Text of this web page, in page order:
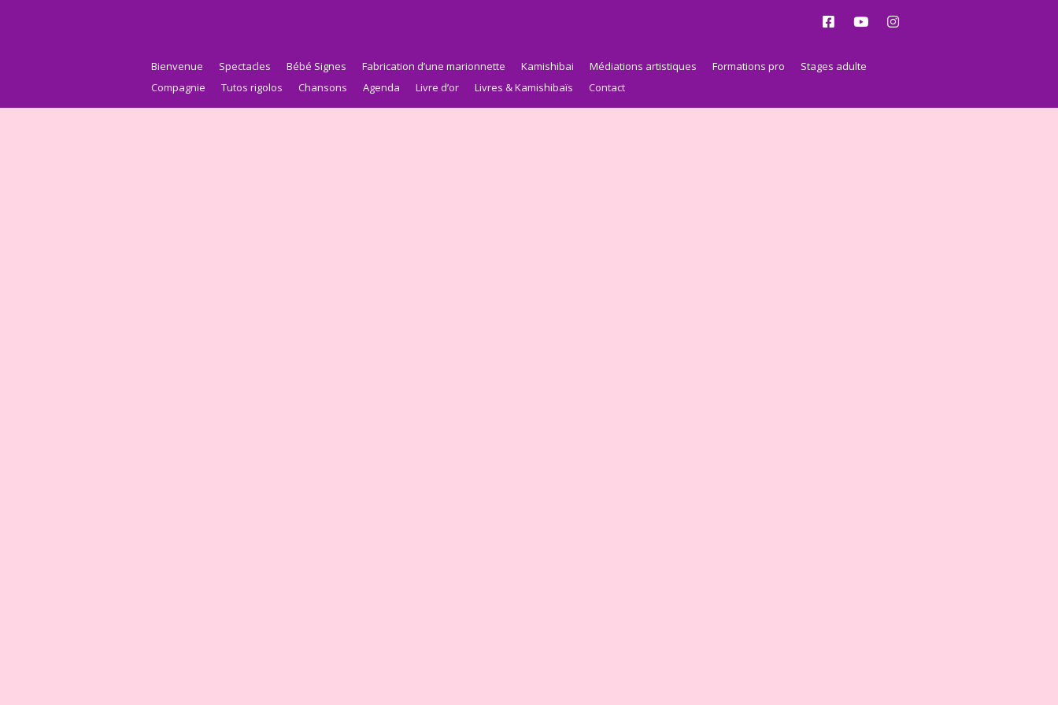
Bienvenue Spectacles Bébé Signes Fabrication d’une marionnette Kamishibai Médiations artistiques Formations pro
Stages adulte
Compagnie
Tutos rigolos Chansons Agenda Livre d’or Livres & Kamishibaïs Contact